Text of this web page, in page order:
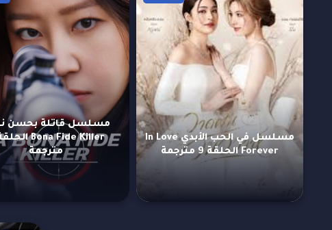
مسلسل في الحب الأبدي In Love
Forever الحلقة 9 مترجمة
مترجمة